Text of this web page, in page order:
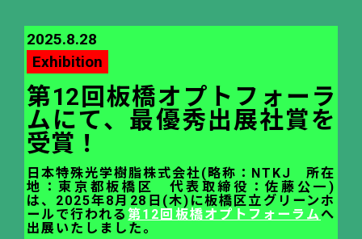
2025.8.28
Exhibition
第12回板橋オプトフォーラ
ムにて、最優秀出展社賞を
受賞！
日本特殊光学樹脂株式会社(略称：NTKJ 所在
地：東京都板橋区 代表取締役：佐藤公一)
は、 2025年8月28日(木)に板橋区立グリーンホ
ールで行われる第12回板橋オプトフォーラムへ
出展いたしました。